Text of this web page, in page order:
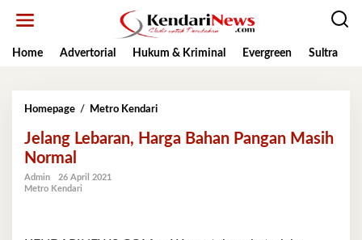
Home
Advertorial Hukum & Kriminal Evergreen Sultra
Homepage / Metro KendariJelang
Harga
Jelang Lebaran, Harga Bahan Pangan Masih
Normal
Admin
26 April 2021
Metro Kendari